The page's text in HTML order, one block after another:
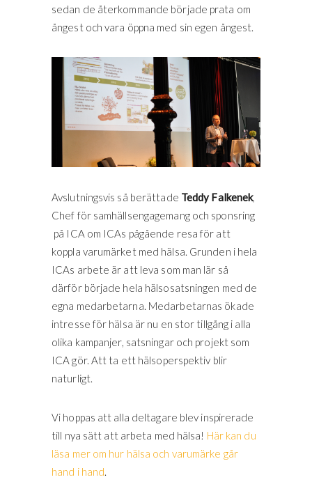
sedan de återkommande började prata om
ångest och vara öppna med sin egen ångest.
Avslutningsvis så berättade Teddy Falkenek,
Chef för samhällsengagemang och sponsring
på ICA om ICAs pågående resa för att
koppla varumärket med hälsa. Grunden i hela
ICAs arbete är att leva som man lär så
därför började hela hälsosatsningen med de
egna medarbetarna. Medarbetarnas ökade
intresse för hälsa är nu en stor tillgång i alla
olika kampanjer, satsningar och projekt som
ICA gör. Att ta ett hälsoperspektiv blir
naturligt.
Vi hoppas att alla deltagare blev inspirerade
till nya sätt att arbeta med hälsa! Här kan du
läsa mer om hur hälsa och varumärke går
hand i hand.